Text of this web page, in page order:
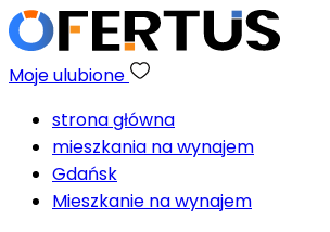
Moje ulubione
strona główna
mieszkania na wynajem
Gdańsk
Mieszkanie na wynajem